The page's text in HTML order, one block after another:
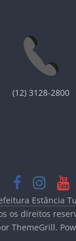
(12) 3128-2800
Estância
os direitos
ThemeGrill.